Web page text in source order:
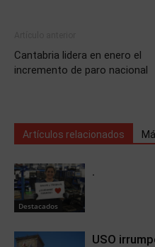
Cantabria lidera en enero el
incremento de paro nacional
Artículos relacionados
Destacados
.
USO